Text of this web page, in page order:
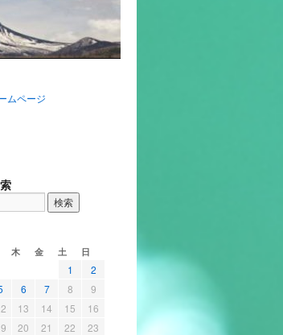
ムページ
木 金 土 日
1
2
6 7 8
9
13 14 15
16
20 21 22
23